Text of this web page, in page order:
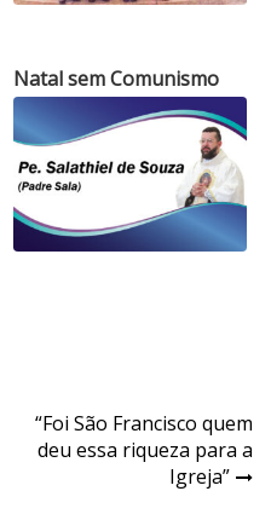
Natal sem Comunismo
“Foi São Francisco quem
deu essa riqueza para a
Igreja”